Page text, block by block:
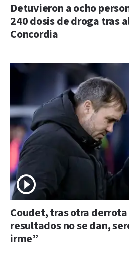
Detuvieron a ocho
240 dosis de droga tras
Concordia
Coudet, tras otra
resultados no se dan,
irme”